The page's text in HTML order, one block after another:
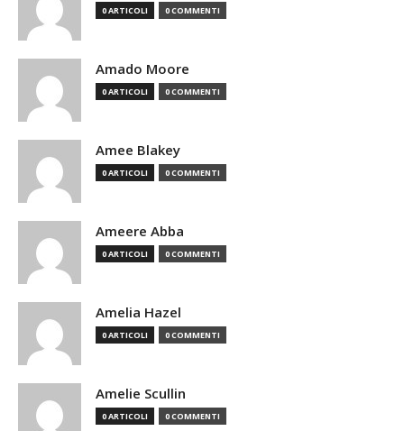
0 ARTICOLI 0 COMMENTI
Amado Moore
0 ARTICOLI 0 COMMENTI
Amee Blakey
0 ARTICOLI 0 COMMENTI
Ameere Abba
0 ARTICOLI 0 COMMENTI
Amelia Hazel
0 ARTICOLI 0 COMMENTI
Amelie Scullin
0 ARTICOLI 0 COMMENTI